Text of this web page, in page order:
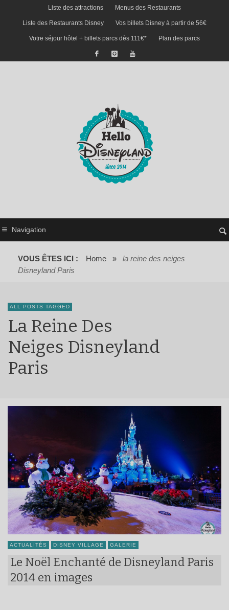
Liste des attractions Menus des Restaurants
Liste des Restaurants Disney Vos billets Disney à partir de 56€
Votre séjour hôtel + billets parcs dès 111€* Plan des parcs
Navigation
VOUS ÊTES ICI : Home »
la reine des neiges
Disneyland Paris
ALL POSTS TAGGED
La Reine Des
Neiges Disneyland
Paris
ACTUALITÉS DISNEY VILLAGE GALERIE
Le Noël Enchanté de Disneyland Paris
2014 en images